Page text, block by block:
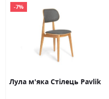
-7%
Лула м'яка Стілець Pavlik